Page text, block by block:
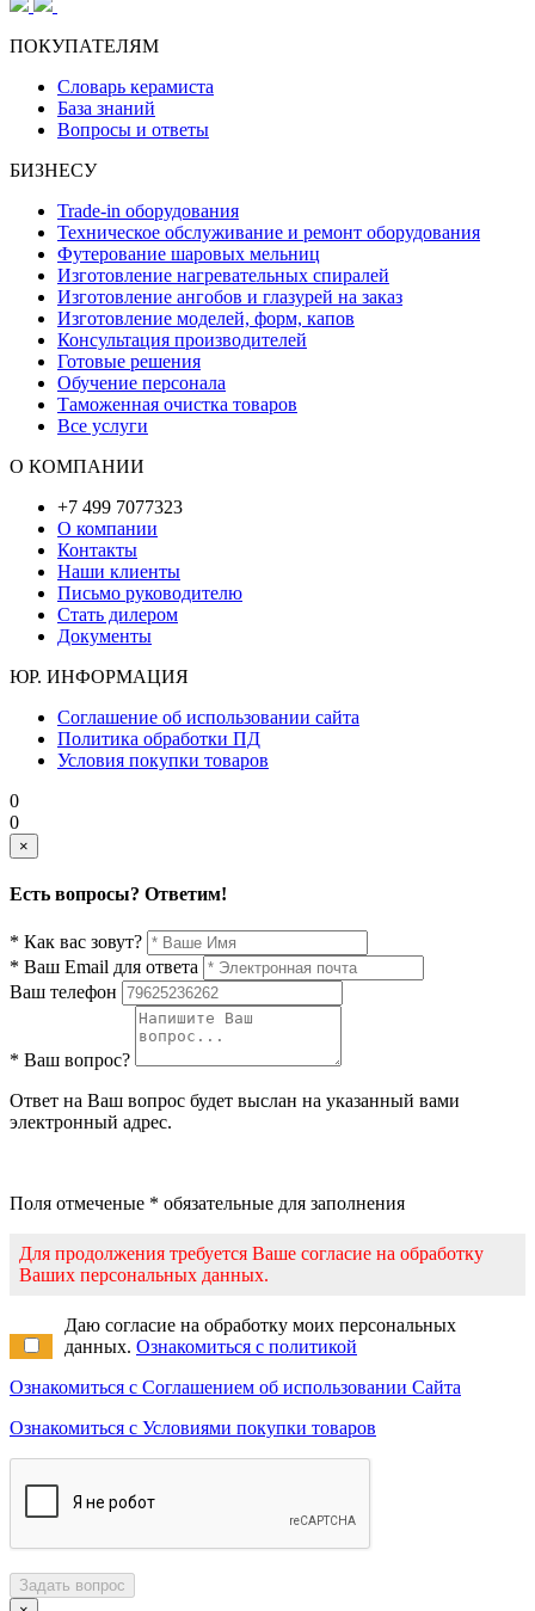
ПОКУПАТЕЛЯМ
Словарь керамиста
База знаний
Вопросы и ответы
БИЗНЕСУ
Trade-in оборудования
Техническое обслуживание и ремонт оборудования
Футерование шаровых мельниц
Изготовление нагревательных спиралей
Изготовление ангобов и глазурей на заказ
Изготовление моделей, форм, капов
Консультация производителей
Готовые решения
Обучение персонала
Таможенная очистка товаров
Все услуги
О КОМПАНИИ
+7 499 7077323
О компании
Контакты
Наши клиенты
Письмо руководителю
Стать дилером
Документы
ЮР. ИНФОРМАЦИЯ
Соглашение об использовании сайта
Политика обработки ПД
Условия покупки товаров
0
0
×
Есть вопросы? Ответим!
* Как вас зовут?
* Ваш Email для ответа
Ваш телефон
* Ваш вопрос?
Ответ на Ваш вопрос будет выслан на указанный вами
электронный адрес.
Поля отмеченые * обязательные для заполнения
Для продолжения требуется Ваше согласие на обработку
Ваших персональных данных.
Даю согласие на обработку моих персональных
данных. Ознакомиться с политикой
Ознакомиться с Соглашением об использовании Сайта
Ознакомиться с Условиями покупки товаров
Задать вопрос